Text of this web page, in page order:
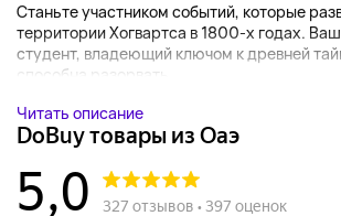
Станьте участником событий, которые
территории Хогвартса в 1800-х годах.
студент, владеющий ключом к древней
способна разорвать...
Читать описание